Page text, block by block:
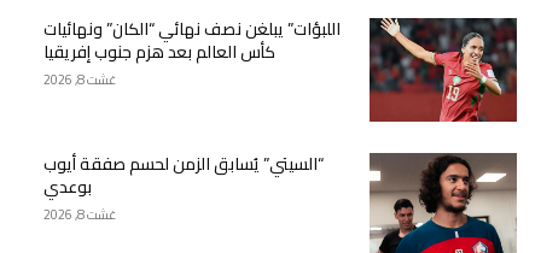
اللبؤات” يبلغن نصف نهائي “الكان” ونهائيات
كأس العالم بعد هزم جنوب إفريقيا
غشت 8, 2026
“السيتي” يُسابق الزمن لحسم صفقة أيوب
بوعدي
غشت 8, 2026